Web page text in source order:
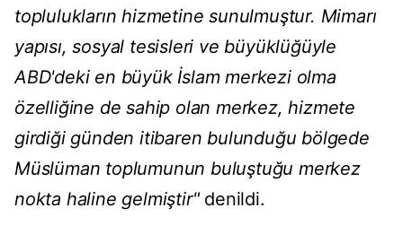
toplulukların hizmetine sunulmuştur. Mimarı
yapısı, sosyal tesisleri ve büyüklüğüyle
ABD'deki en büyük İslam merkezi olma
özelliğine de sahip olan merkez, hizmete
girdiği günden itibaren bulunduğu bölgede
Müslüman toplumunun buluştuğu merkez
nokta haline gelmiştir" denildi.